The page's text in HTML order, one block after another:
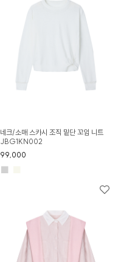
네크/소매 스카시 조직 밑단 꼬임 니트
JBG1KN002
99,000
■